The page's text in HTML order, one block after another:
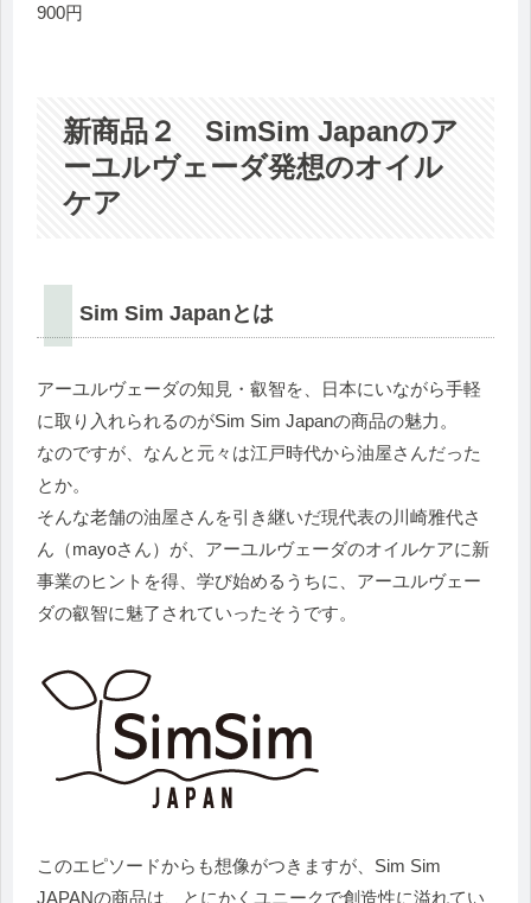
900円
新商品２ SimSim Japanのア
ーユルヴェーダ発想のオイル
ケア
Sim Sim Japanとは
アーユルヴェーダの知見・叡智を、日本にいながら手軽
に取り入れられるのがSim Sim Japanの商品の魅力。
なのですが、なんと元々は江戸時代から油屋さんだった
とか。
そんな老舗の油屋さんを引き継いだ現代表の川崎雅代さ
ん（mayoさん）が、アーユルヴェーダのオイルケアに新
事業のヒントを得、学び始めるうちに、アーユルヴェー
ダの叡智に魅了されていったそうです。
このエピソードからも想像がつきますが、Sim Sim
JAPANの商品は、とにかくユニークで創造性に溢れてい